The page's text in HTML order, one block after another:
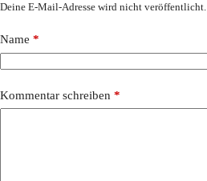
Deine E-Mail-Adresse wird nicht veröffentlicht.
Name *
Kommentar schreiben *